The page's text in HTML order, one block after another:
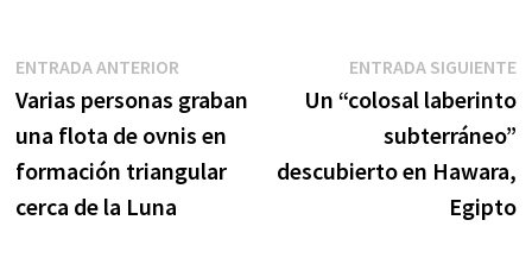
Navegación
de
entradas
ENTRADA ANTERIOREntrada
anterior:
Varias personas graban
una flota de ovnis en
formación triangular
cerca de la Luna
ENTRADA SIGUIENTE
Un “colosal laberinto
subterráneo”
descubierto en Hawara,
Egipto